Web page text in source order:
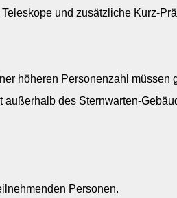
und zusätzliche Kurz-
höheren Personenzahl
des Sternwarten-
Personen.